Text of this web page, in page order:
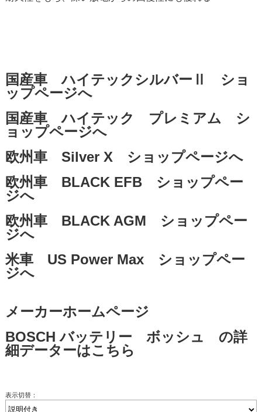
国産車 ハイテックシルバーⅡ ショ
ップページへ
国産車 ハイテック プレミアム シ
ョップページへ
欧州車 Silver X ショップページへ
欧州車 BLACK EFB ショップペー
ジへ
欧州車 BLACK AGM ショップペー
ジへ
米車 US Power Max ショップペー
ジへ
メーカーホームページ
BOSCH バッテリー ボッシュ の詳
細データーはこちら
表示切替：